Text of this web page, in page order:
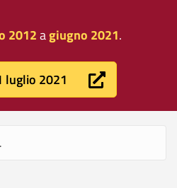
2012agiugno 2021.
luglio 2021